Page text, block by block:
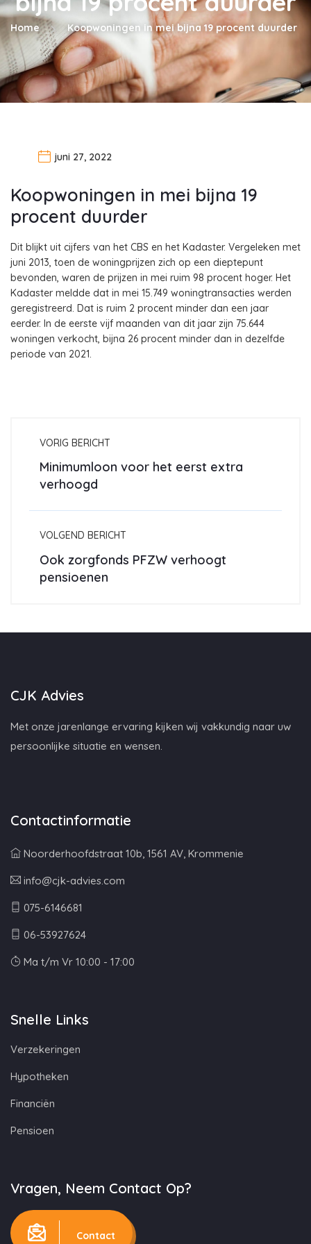
Home Koopwoningen in mei bijna 19 procent duurder
juni 27, 2022
Koopwoningen in mei bijna 19
procent duurder
Dit blijkt uit cijfers van het CBS en het Kadaster. Vergeleken met
juni 2013, toen de woningprijzen zich op een dieptepunt
bevonden, waren de prijzen in mei ruim 98 procent hoger. Het
Kadaster meldde dat in mei 15.749 woningtransacties werden
geregistreerd. Dat is ruim 2 procent minder dan een jaar
eerder. In de eerste vijf maanden van dit jaar zijn 75.644
woningen verkocht, bijna 26 procent minder dan in dezelfde
periode van 2021.
VORIG BERICHT
Minimumloon voor het eerst extra
verhoogd
VOLGEND BERICHT
Ook zorgfonds PFZW verhoogt
pensioenen
CJK Advies
Met onze jarenlange ervaring kijken wij vakkundig naar uw
persoonlijke situatie en wensen.
Contactinformatie
Noorderhoofdstraat 10b, 1561 AV, Krommenie
info@cjk-advies.com
075-6146681
06-53927624
Ma t/m Vr 10:00 - 17:00
Snelle Links
Verzekeringen
Hypotheken
Financiën
Pensioen
Vragen, Neem Contact Op?
Contact